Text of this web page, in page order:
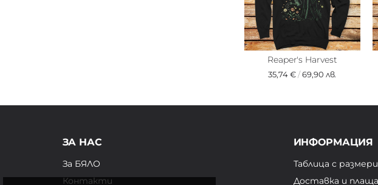
Reaper's Harvest
35,74 €/69,90 лв.
ЗА НАС
За БЯЛО
Контакти
ИНФОРМАЦИЯ
Таблица с размери
Доставка и